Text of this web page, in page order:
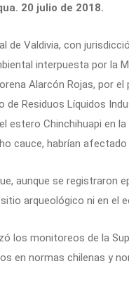
20 julio de 2018.
de Valdivia, con
interpuesta por la
Alarcón Rojas, por
Residuos Líquidos
estero Chinchihuapi en
cauce, habrían
aunque se registraron
arqueológico ni en el
los monitoreos de la
en normas chilenas y